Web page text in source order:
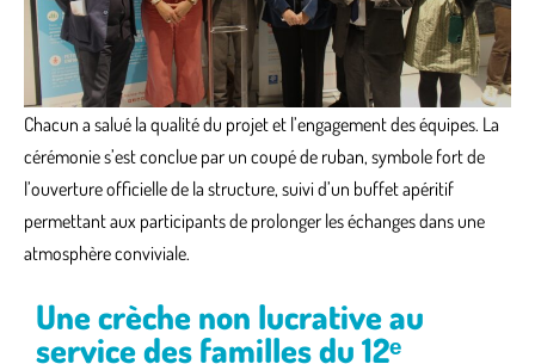
Chacun a salué la qualité du projet et l’engagement des équipes. La
cérémonie s’est conclue par un coupé de ruban, symbole fort de
l’ouverture officielle de la structure, suivi d’un buffet apéritif
permettant aux participants de prolonger les échanges dans une
atmosphère conviviale.
Une crèche non lucrative au
service des familles du 12ᵉ